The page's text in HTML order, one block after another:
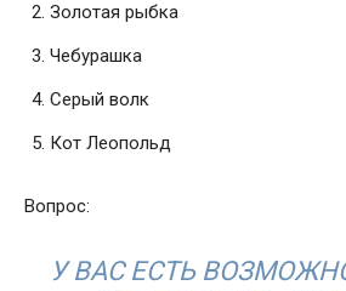
Золотая рыбка
Чебурашка
Серый волк
Кот Леопольд
Вопрос:
У ВАС ЕСТЬ